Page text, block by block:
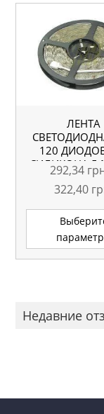
ЛЕНТА
120
СИЛИКОНА 5
292,34
322,40
Недавние